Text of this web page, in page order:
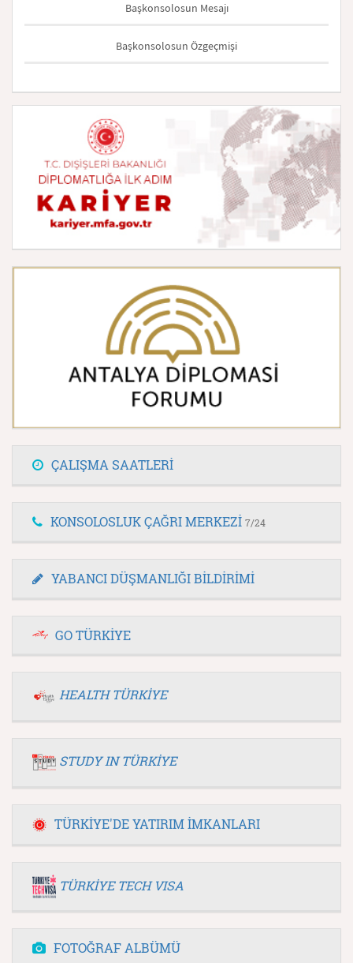
Başkonsolosun Mesajı
Başkonsolosun Özgeçmişi
ÇALIŞMA SAATLERİ
KONSOLOSLUK ÇAĞRI MERKEZİ 7/24
YABANCI DÜŞMANLIĞI BİLDİRİMİ
GO TÜRKİYE
HEALTH TÜRKİYE
STUDY IN TÜRKİYE
TÜRKİYE'DE YATIRIM İMKANLARI
TÜRKİYE TECH VISA
FOTOĞRAF ALBÜMÜ